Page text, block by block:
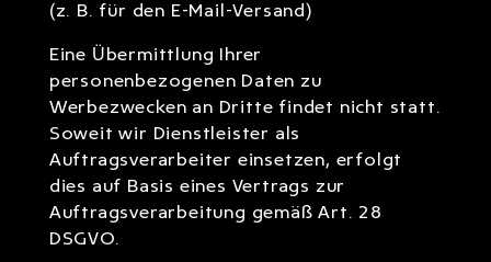
(z. B. für den E-Mail-Versand)
Eine Übermittlung Ihrer
personenbezogenen Daten zu
Werbezwecken an Dritte findet nicht statt.
Soweit wir Dienstleister als
Auftragsverarbeiter einsetzen, erfolgt
dies auf Basis eines Vertrags zur
Auftragsverarbeitung gemäß Art. 28
DSGVO.